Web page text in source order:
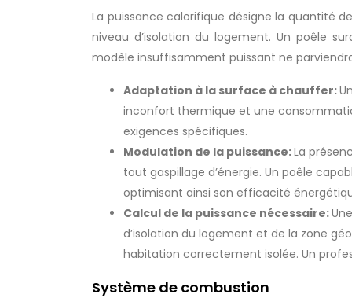
La puissance calorifique désigne la quantité
niveau d’isolation du logement. Un poêle
modèle insuffisamment puissant ne
Adaptation à la surface à chauffer:
inconfort thermique et une
exigences spécifiques.
Modulation de la puissance:La
tout gaspillage d’énergie. Un poêle
optimisant ainsi son efficacité
Calcul de la puissance nécessaire:
d’isolation du logement et de la zone
habitation correctement isolée. Un
Système de combustion